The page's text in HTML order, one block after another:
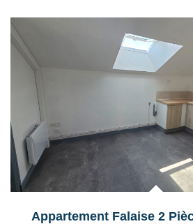
Appartement Falaise 2